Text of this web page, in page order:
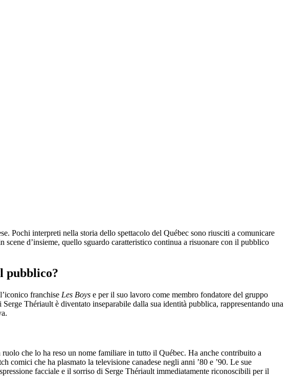
Pochi interpreti nella storia dello spettacolo del Québec sono riusciti a comunicare
d’insieme, quello sguardo caratteristico continua a risuonare con il pubblico
pubblico?
franchise Les Boys e per il suo lavoro come membro fondatore del gruppo
Thériault è diventato inseparabile dalla sua identità pubblica, rappresentando una
ruolo che lo ha reso un nome familiare in tutto il Québec. Ha anche contribuito a
comici che ha plasmato la televisione canadese negli anni ’80 e ’90. Le sue
facciale e il sorriso di Serge Thériault immediatamente riconoscibili per il